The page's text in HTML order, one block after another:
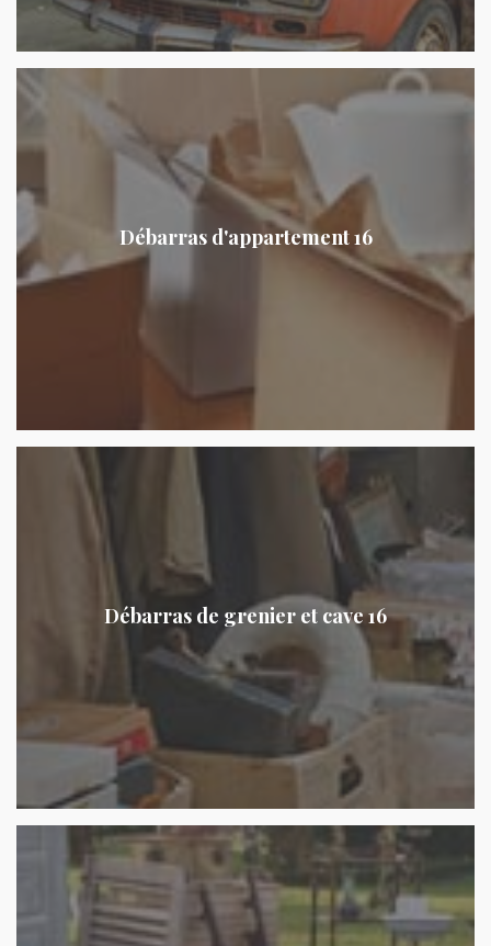
Débarras d'appartement 16
Débarras de grenier et cave 16